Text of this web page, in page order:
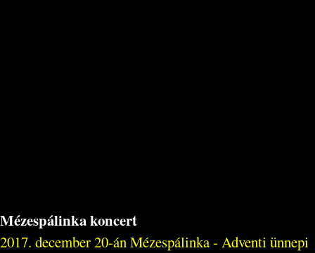
Mézespálinka koncert
2017. december 20-án Mézespálinka - Adventi ünnepi